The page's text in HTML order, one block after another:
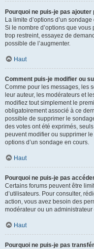
Pourquoi ne puis-je pas ajouter
La limite d’options d’un
Si le nombre d’options que
trop restreint, essayez de
possible de l’augmenter.
Haut
Comment puis-je modifier ou
Comme pour les messages, les
leur auteur, les modérateurs et
modifiez tout simplement le
obligatoirement associé à ce
possible de supprimer le
des votes ont été exprimés,
peuvent modifier ou supprimer
options d’un sondage en cours.
Haut
Pourquoi ne puis-je pas
Certains forums peuvent être
d’utilisateurs. Pour consulter,
action, vous avez besoin des
modérateur ou un
Haut
Pourquoi ne puis-je pas